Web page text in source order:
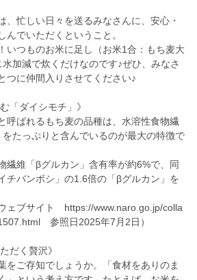
、忙しい日々を送るみなさんに、安心・
んでいただくということ。
いつものお米に足し（お米1合：もち麦大
加減で炊くだけなのです♪ぜひ、みなさ
つに仲間入りさせてください♪
「ダイシモチ」》
呼ばれるもち麦の品種は、水溶性食物繊
たっぷりと含んでいるのが最大の特徴で
繊維「βグルカン」含有率が約6%で、同
チバンボシ」の1.6倍の「βグルカン」を
ェブサイト https://www.naro.go.jp/colla
参照日2025年7月2日）
だく贅沢》
をご存知でしょうか。「食材をありのま